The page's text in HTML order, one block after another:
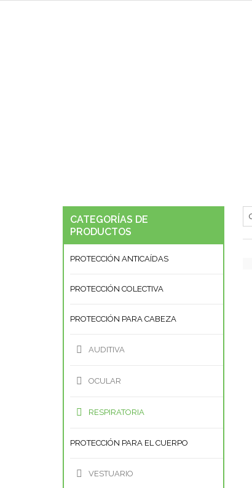
CATEGORÍAS DE
PRODUCTOS
PROTECCIÓN ANTICAÍ­DAS
PROTECCIÓN COLECTIVA
PROTECCIÓN PARA CABEZA
AUDITIVA
OCULAR
RESPIRATORIA
PROTECCIÓN PARA EL CUERPO
VESTUARIO